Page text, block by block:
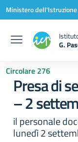
Vai ai contenuti
Vai al menu di
Vai al footer
Ministero
G.
Circolare 276
Presa di
– 2
il personale
lunedì 2